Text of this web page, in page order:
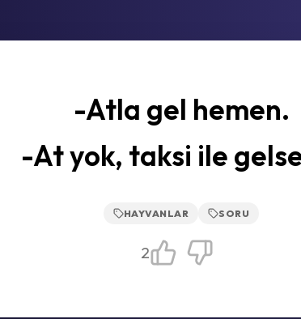
-Atla gel hemen.
-At yok, taksi ile
HAYVANLAR SORU
2